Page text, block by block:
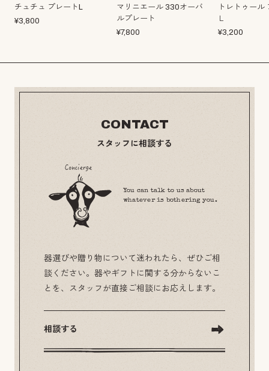
チュチュ プレートL
¥3,800
マリニエール 330オーバ
ルプレート
¥7,800
トレトゥール
Ｌ
¥3,200
CONTACT
スタッフに相談する
You can talk to us about
whatever is bothering you.
器選びや贈り物について迷われたら、ぜひご相
談ください。器やギフトに関する分からないこ
とを、スタッフが直接ご相談にお応えします。
相談する